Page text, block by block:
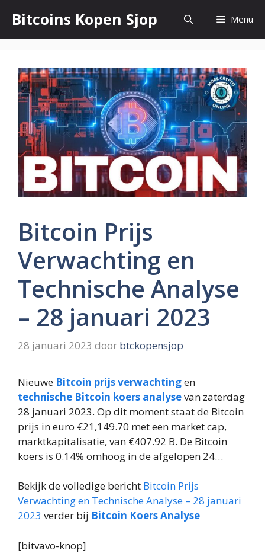
naar
de
Bitcoins Kopen Sjop Menu
Bitcoin Prijs
Verwachting en
Technische Analyse
– 28 januari 2023
28 januari 2023 door btckopensjop
Nieuwe Bitcoin prijs verwachtingen
technische Bitcoin koers analysevan zaterdag
28 januari 2023. Op dit moment staat de Bitcoin
prijs in euro €21,149.70 met een market cap,
marktkapitalisatie, van €407.92 B. De Bitcoin
koers is 0.14% omhoog in de afgelopen 24…
Bekijk de volledige bericht Bitcoin Prijs
Verwachting en Technische Analyse – 28 januari
2023 verder bij Bitcoin Koers Analyse
[bitvavo-knop]